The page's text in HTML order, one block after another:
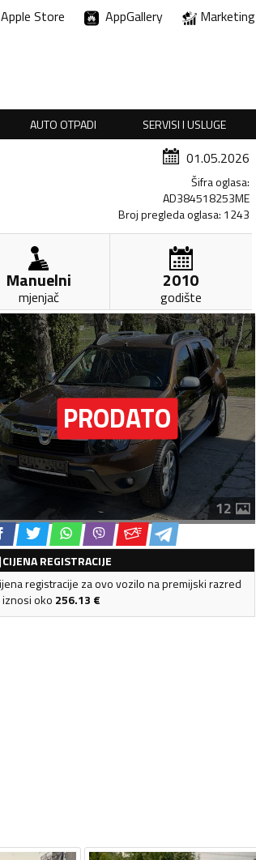
Apple Store AppGallery Marketing
AUTO OTPADI SERVISI I USLUGE
01.05.2026
Šifra oglasa:
AD384518253ME
Broj pregleda oglasa: 1243
Manuelni
mjenjač
2010
godište
12
CIJENA REGISTRACIJE
registracije za ovo vozilo na premijski razred
iznosi oko 256.13 €